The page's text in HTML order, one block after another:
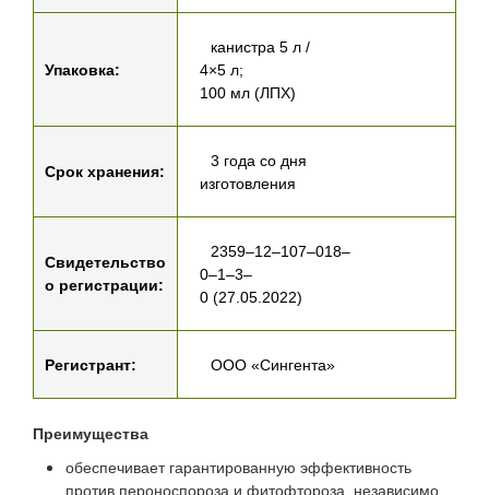
Упаковка:
канистра 5 л /
4×5 л;
100 мл (ЛПХ)
Срок хранения:
3 года со дня
изготовления
Свидетельство
о регистрации:
2359–12–107–018–
0–1–3–
0 (27.05.2022)
Регистрант: ООО «Сингента»
Преимущества
обеспечивает гарантированную эффективность
против пероноспороза и фитофтороза, независимо